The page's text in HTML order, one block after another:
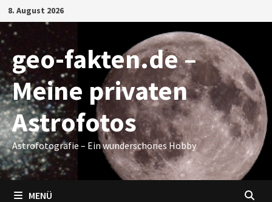
Zum
Inhalt
springen
8. August 2026
geo-fakten.de –
Meine privaten
Astrofotos
Astrofotografie – Ein wunderschönes Hobby
MENÜ